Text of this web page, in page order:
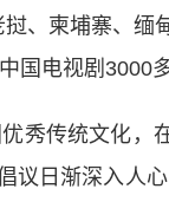
柬埔寨、缅
国电视剧3000多
传统文化，
议日渐深入人